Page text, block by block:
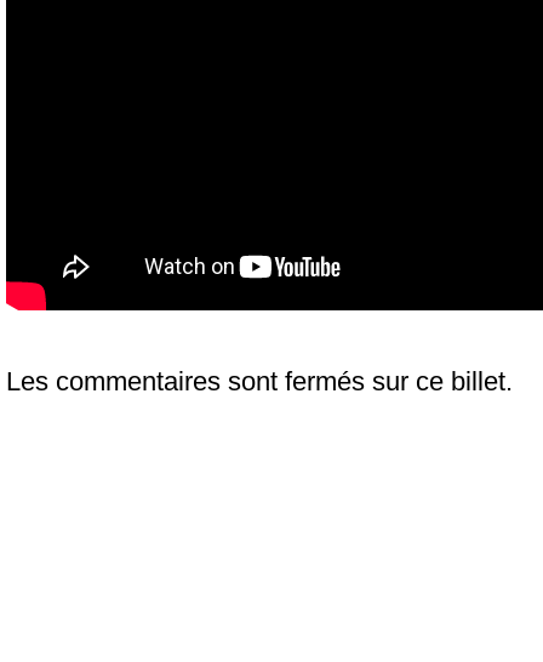
Les commentaires sont fermés sur ce billet.